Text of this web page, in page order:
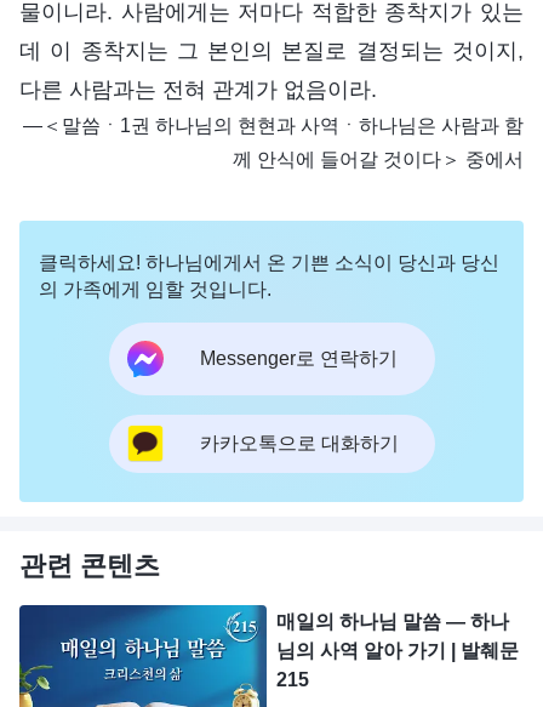
물이니라. 사람에게는 저마다 적합한 종착지가 있는
데 이 종착지는 그 본인의 본질로 결정되는 것이지,
다른 사람과는 전혀 관계가 없음이라.
―＜말씀ㆍ1권 하나님의 현현과 사역ㆍ하나님은 사람과 함
께 안식에 들어갈 것이다＞ 중에서
클릭하세요! 하나님에게서 온 기쁜 소식이 당신과 당신
의 가족에게 임할 것입니다.
Messenger로 연락하기
카카오톡으로 대화하기
관련 콘텐츠
매일의 하나님 말씀 ― 하나
님의 사역 알아 가기 | 발췌문
215